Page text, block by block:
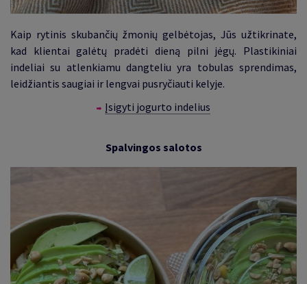
Kaip rytinis skubančių žmonių gelbėtojas, Jūs užtikrinate,
kad klientai galėtų pradėti dieną pilni jėgų. Plastikiniai
indeliai su atlenkiamu dangteliu yra tobulas sprendimas,
leidžiantis saugiai ir lengvai pusryčiauti kelyje.
Įsigyti jogurto indelius
Spalvingos salotos